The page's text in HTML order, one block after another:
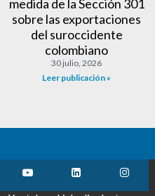
medida de la Sección 301
sobre las exportaciones
del suroccidente
colombiano
30 julio, 2026
Leer publicación »